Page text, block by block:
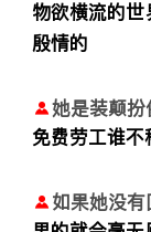
物欲横流的
殷情的
她是装颠扮
免费劳工谁不
如果她没有